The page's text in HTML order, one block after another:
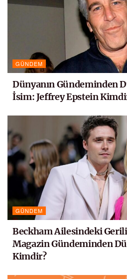
GÜNDEM
Dünyanın Gündeminden
İsim: Jeffrey Epstein
GÜNDEM
Beckham Ailesindeki
Magazin Gündeminden
Kimdir?